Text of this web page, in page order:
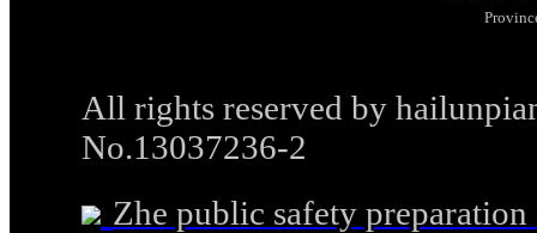
All rights reserved by
No.13037236-2
Zhe public safety